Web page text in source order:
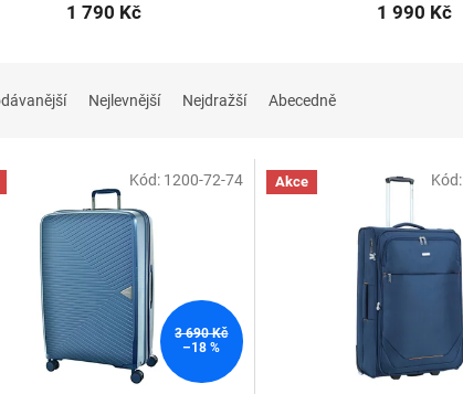
1 790 Kč 1 990 Kč
Nejlevnější Nejdražší Abecedně
3 690 Kč
–18 %
Kód: 1200-72-74 Akce Kód: